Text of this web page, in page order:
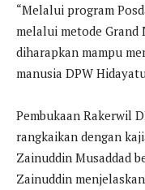
“Melalui program
melalui metode Grand
diharapkan mampu
manusia DPW
Pembukaan Rakerwil
rangkaikan dengan
Zainuddin Musaddad
Zainuddin